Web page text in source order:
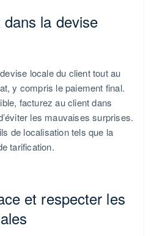
la devise
locale du client tout au
y compris le paiement final.
facturez au client dans
les mauvaises surprises.
de localisation tels que la
tarification.
et respecter les